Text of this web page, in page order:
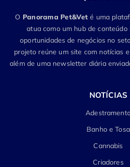
O Panorama Pet&Vet é uma
atua como um hub de conteúdo
oportunidades de negócios no
projeto reúne um site com notícias
além de uma newsletter diária
NOTÍCIAS
Banho e Tosa
Cannabis
Criadores